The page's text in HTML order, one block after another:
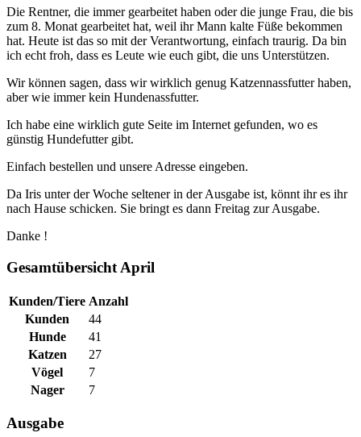
Die Rentner, die immer gearbeitet haben oder die junge Frau, die bis
zum 8. Monat gearbeitet hat, weil ihr Mann kalte Füße bekommen
hat. Heute ist das so mit der Verantwortung, einfach traurig. Da bin
ich echt froh, dass es Leute wie euch gibt, die uns Unterstützen.
Wir können sagen, dass wir wirklich genug Katzennassfutter haben,
aber wie immer kein Hundenassfutter.
Ich habe eine wirklich gute Seite im Internet gefunden, wo es
günstig Hundefutter gibt.
Einfach bestellen und unsere Adresse eingeben.
Da Iris unter der Woche seltener in der Ausgabe ist, könnt ihr es ihr
nach Hause schicken. Sie bringt es dann Freitag zur Ausgabe.
Danke !
Gesamtübersicht April
Kunden/Tiere Anzahl
Kunden
44
Hunde
41
Katzen
27
Vögel
7
Nager
7
Ausgabe